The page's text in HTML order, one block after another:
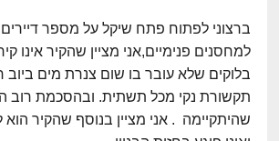
ברצוני לפתוח פתח שיקל על מספר
למחסנים פנימיים,אני מציין שהקיר אינו
בלוקים שלא עובר בו שום צנרת מים ביוב
תקשורת נקי מכל תשתית. ובהסכמת רוב
שהיתקיימה . אני מציין בנוסף שהקיר הוא